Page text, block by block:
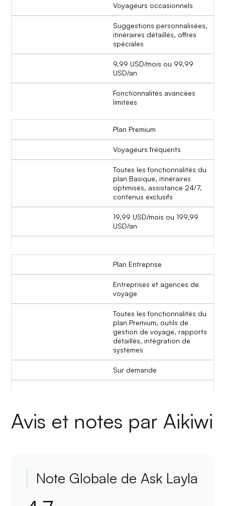
Voyageurs occasionnels
Suggestions personnalisées,
itinéraires détaillés, offres
spéciales
9,99 USD/mois ou 99,99
USD/an
Fonctionnalités avancées
limitées
Plan Premium
Voyageurs fréquents
Toutes les fonctionnalités du
plan Basique, itinéraires
optimisés, assistance 24/7,
contenus exclusifs
19,99 USD/mois ou 199,99
USD/an
Plan Entreprise
Entreprises et agences de
voyage
Toutes les fonctionnalités du
plan Premium, outils de
gestion de voyage, rapports
détaillés, intégration de
systèmes
Sur demande
Avis et notes par Aikiwi
Note Globale de Ask Layla